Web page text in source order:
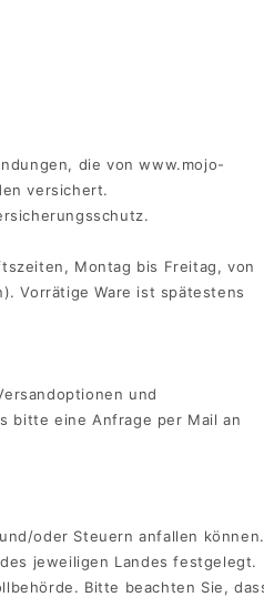
die von www.mojo-
versichert.
Montag bis Freitag, von
Vorrätige Ware ist spätestens
und
bitte eine Anfrage per Mail an
oder Steuern anfallen können.
jeweiligen Landes festgelegt.
Bitte beachten Sie,